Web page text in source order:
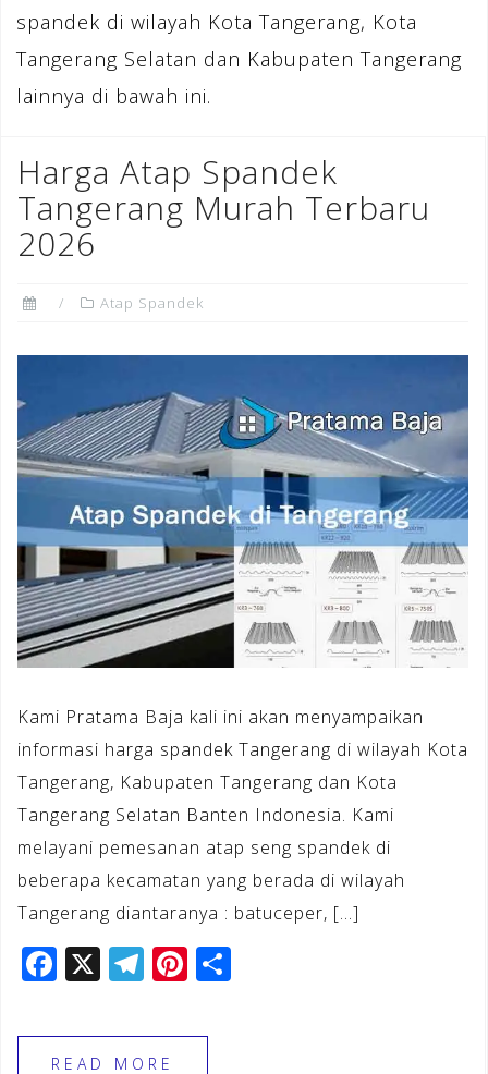
spandek di wilayah Kota Tangerang, Kota
Tangerang Selatan dan Kabupaten Tangerang
lainnya di bawah ini.
Harga Atap Spandek
Tangerang Murah Terbaru
2026
Atap Spandek
Kami Pratama Baja kali ini akan menyampaikan
informasi harga spandek Tangerang di wilayah Kota
Tangerang, Kabupaten Tangerang dan Kota
Tangerang Selatan Banten Indonesia. Kami
melayani pemesanan atap seng spandek di
beberapa kecamatan yang berada di wilayah
Tangerang diantaranya : batuceper, […]
F
c
X T
e
Pi
te
READ MORE